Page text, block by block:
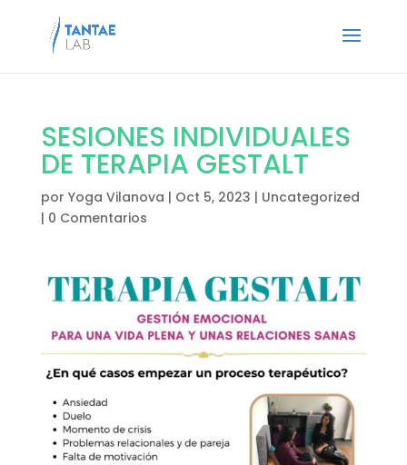
SESIONES INDIVIDUALES
DE TERAPIA GESTALT
por Yoga Vilanova | Oct 5, 2023 | Uncategorized
| 0 Comentarios